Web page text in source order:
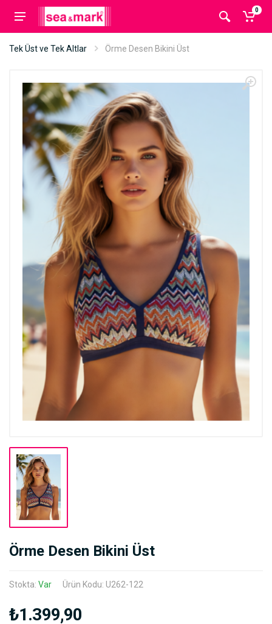
0
Tek Üst ve Tek Altlar Örme Desen Bikini Üst
Örme Desen Bikini Üst
Stokta: Var Ürün Kodu: U262-122
₺1.399,90